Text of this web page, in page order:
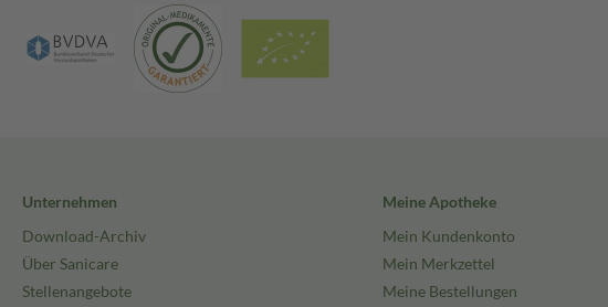
Unternehmen
Download-Archiv
Über Sanicare
Stellenangebote
Meine Apotheke
Mein Kundenkonto
Mein Merkzettel
Meine Bestellungen